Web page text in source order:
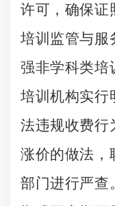
许可，确保证
培训监管与服
强非学科类培
培训机构实行
法违规收费行
涨价的做法，
部门进行严查